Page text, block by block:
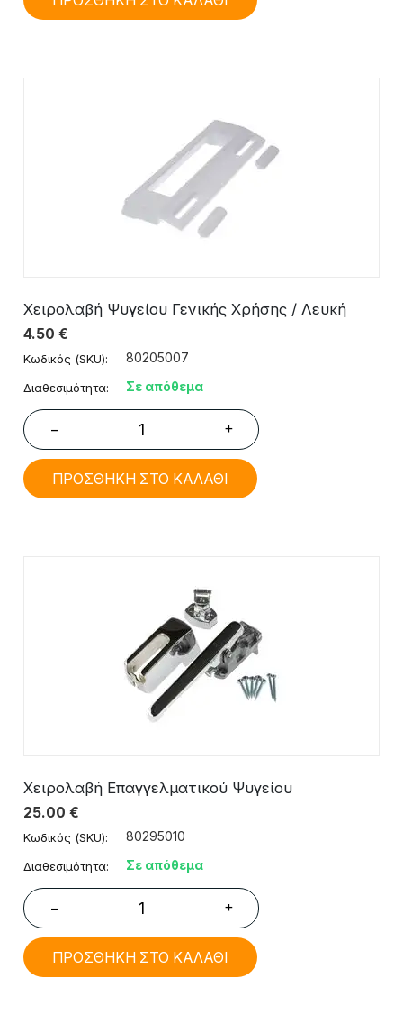
Χειρολαβή Ψυγείου Γενικής Χρήσης / Λευκή
4.50 €
Κωδικός (SKU): 80205007
Διαθεσιμότητα: Σε απόθεμα
− +
ΠΡΟΣΘΗΚΗ ΣΤΟ ΚΑΛΑΘΙ
Χειρολαβή Επαγγελματικού Ψυγείου
25.00 €
Κωδικός (SKU): 80295010
Διαθεσιμότητα: Σε απόθεμα
− +
ΠΡΟΣΘΗΚΗ ΣΤΟ ΚΑΛΑΘΙ